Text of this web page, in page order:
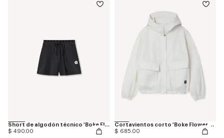
Short de algodón técnico 'Boke Flower 2.0'
$ 490.00
Cortavientos corto 'Boke Flower 2.0'
$ 685.00